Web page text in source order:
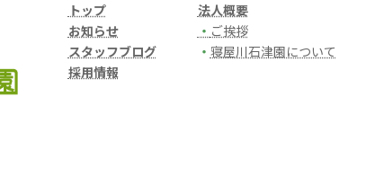
トップ
お知らせ
スタッフブログ
採用情報
法人概要
・ ご挨拶
・ 寝屋川石津園について